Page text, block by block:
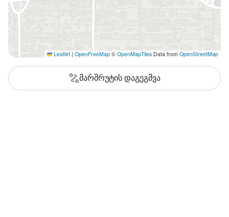
Leaflet | OpenFreeMap © OpenMapTiles Data from OpenStreetMap
მარშრუტის დაგეგმვა